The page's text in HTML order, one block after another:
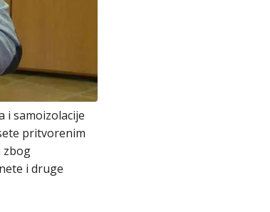
i samoizolacije
pritvorenim
zbog
i druge